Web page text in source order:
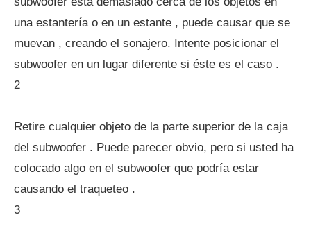
una estantería o en un estante , puede causar que se
muevan , creando el sonajero. Intente posicionar el
subwoofer en un lugar diferente si éste es el caso .
2
Retire cualquier objeto de la parte superior de la caja
del subwoofer . Puede parecer obvio, pero si usted ha
colocado algo en el subwoofer que podría estar
causando el traqueteo .
3